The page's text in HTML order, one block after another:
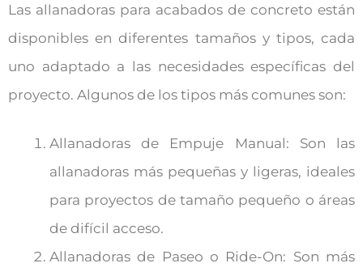
Las allanadoras para acabados de concreto están
disponibles en diferentes tamaños y tipos, cada
uno adaptado a las necesidades específicas del
proyecto. Algunos de los tipos más comunes son:
Allanadoras de Empuje Manual: Son las
allanadoras más pequeñas y ligeras, ideales
para proyectos de tamaño pequeño o áreas
de difícil acceso.
Allanadoras de Paseo o Ride-On: Son más